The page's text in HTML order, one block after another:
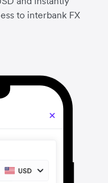
to interbank FX